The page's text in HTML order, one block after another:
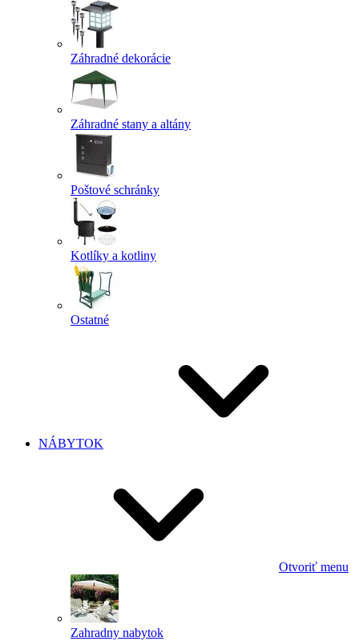
Záhradné dekorácie
Záhradné stany a altány
Poštové schránky
Kotlíky a kotliny
Ostatné
NÁBYTOK
Otvoriť menu
Zahradny nabytok